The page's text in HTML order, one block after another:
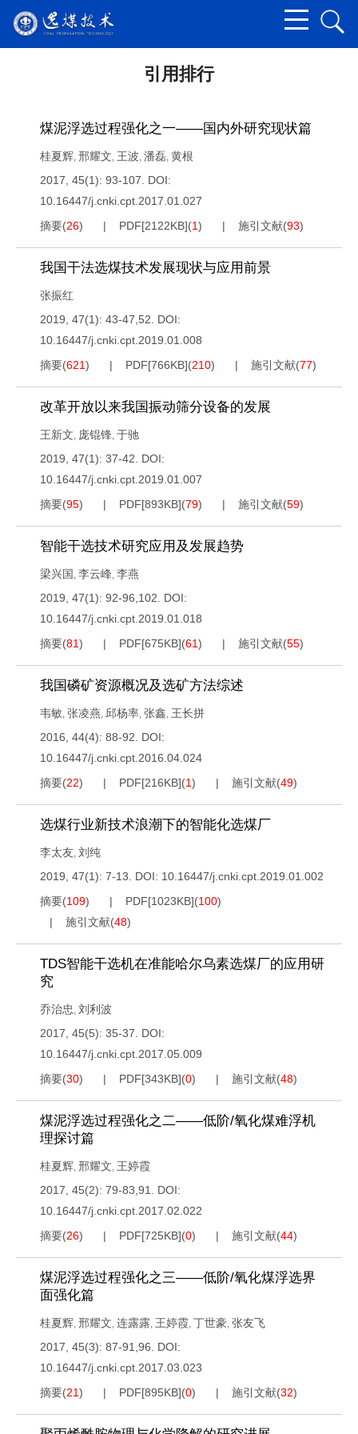
引用排行
煤泥浮选过程强化之一——国内外研究现状篇
桂夏辉, 邢耀文, 王波, 潘磊, 黄根
2017, 45(1): 93-107.
DOI:
10.16447/j.cnki.cpt.2017.01.027
摘要(26) PDF[2122KB](1) 施引文献(93)
我国干法选煤技术发展现状与应用前景
张振红
2019, 47(1): 43-47,52.
DOI:
10.16447/j.cnki.cpt.2019.01.008
摘要(621) PDF[766KB](210) 施引文献(77)
改革开放以来我国振动筛分设备的发展
王新文, 庞锟锋, 于驰
2019, 47(1): 37-42.
DOI:
10.16447/j.cnki.cpt.2019.01.007
摘要(95) PDF[893KB](79) 施引文献(59)
智能干选技术研究应用及发展趋势
梁兴国 , 李云峰, 李燕
2019, 47(1): 92-96,102.
DOI:
10.16447/j.cnki.cpt.2019.01.018
摘要(81) PDF[675KB](61) 施引文献(55)
我国磷矿资源概况及选矿方法综述
韦敏, 张凌燕, 邱杨率, 张鑫, 王长拼
2016, 44(4): 88-92.
DOI:
10.16447/j.cnki.cpt.2016.04.024
摘要(22) PDF[216KB](1) 施引文献(49)
选煤行业新技术浪潮下的智能化选煤厂
李太友, 刘纯
2019, 47(1): 7-13.
DOI: 10.16447/j.cnki.cpt.2019.01.002
摘要(109) PDF[1023KB](100)
施引文献(48)
TDS智能干选机在准能哈尔乌素选煤厂的应用研
究
乔治忠 , 刘利波
2017, 45(5): 35-37.
DOI:
10.16447/j.cnki.cpt.2017.05.009
摘要(30) PDF[343KB](0) 施引文献(48)
煤泥浮选过程强化之二——低阶/氧化煤难浮机
理探讨篇
桂夏辉, 邢耀文, 王婷霞
2017, 45(2): 79-83,91.
DOI:
10.16447/j.cnki.cpt.2017.02.022
摘要(26) PDF[725KB](0) 施引文献(44)
煤泥浮选过程强化之三——低阶/氧化煤浮选界
面强化篇
桂夏辉, 邢耀文, 连露露, 王婷霞, 丁世豪, 张友飞
2017, 45(3): 87-91,96.
DOI:
10.16447/j.cnki.cpt.2017.03.023
摘要(21) PDF[895KB](0) 施引文献(32)